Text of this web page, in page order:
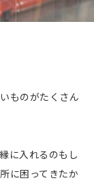
ものがたくさん
に入れるのもし
に困ってきたか